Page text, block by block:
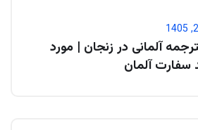
آلمانی در زنجان | مورد
سفارت آلمان